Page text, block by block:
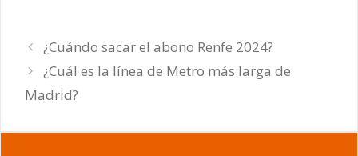
¿Cuándo sacar el abono Renfe 2024?
¿Cuál es la línea de Metro más larga de
Madrid?